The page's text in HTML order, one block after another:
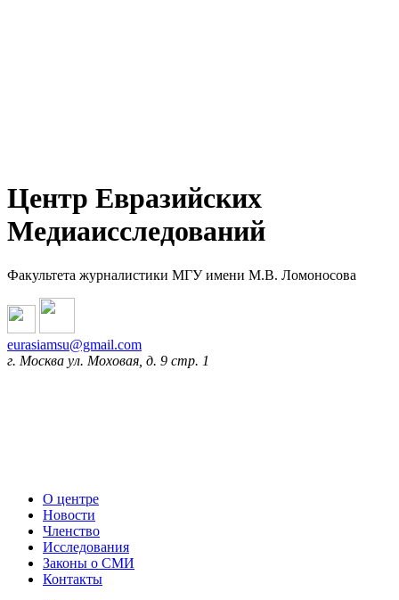
Центр Евразийских
Медиаисследований
Факультета журналистики МГУ имени М.В. Ломоносова
eurasiamsu@gmail.com
г. Москва ул. Моховая, д. 9 стр. 1
О центре
Новости
Членство
Исследования
Законы о СМИ
Контакты